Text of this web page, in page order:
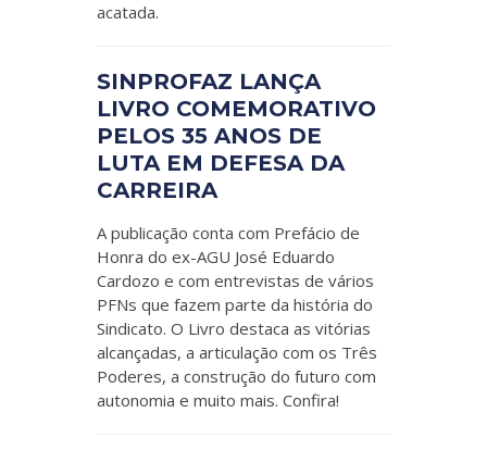
acatada.
SINPROFAZ LANÇA
LIVRO COMEMORATIVO
PELOS 35 ANOS DE
LUTA EM DEFESA DA
CARREIRA
A publicação conta com Prefácio de
Honra do ex-AGU José Eduardo
Cardozo e com entrevistas de vários
PFNs que fazem parte da história do
Sindicato. O Livro destaca as vitórias
alcançadas, a articulação com os Três
Poderes, a construção do futuro com
autonomia e muito mais. Confira!